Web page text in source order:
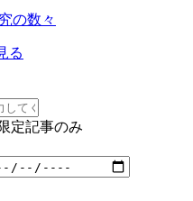
の数々
る
定記事のみ